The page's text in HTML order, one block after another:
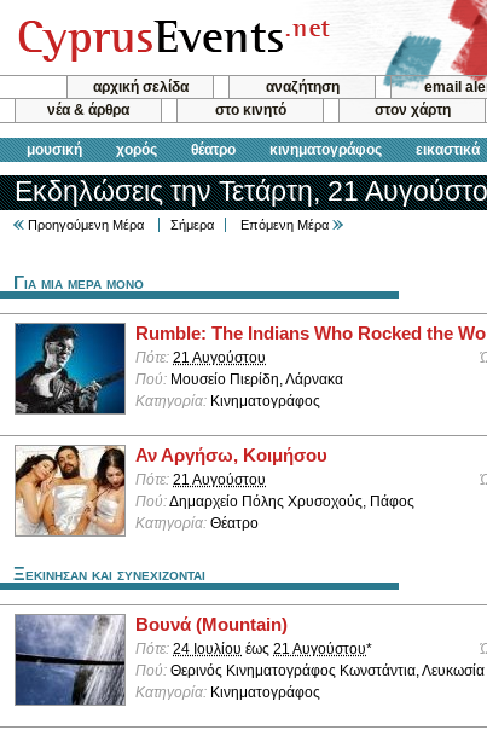
αρχική σελίδα αναζήτηση email
νέα & άρθρα
στο κινητό στον χάρτη
μουσική χορός θέατρο κινηματογράφος εικαστικά
Εκδηλώσεις την Τετάρτη, 21
Προηγούμενη Μέρα Σήμερα Επόμενη Μέρα
Για μια μερα μονο
Rumble: The Indians Who Rocked the
Πότε: 21 Αυγούστου
Πού: Μουσείο Πιερίδη, Λάρνακα
Κατηγορία: Κινηματογράφος
Αν Αργήσω, Κοιμήσου
Πότε: 21 Αυγούστου
Πού:Δημαρχείο Πόλης Χρυσοχούς, Πάφος
Κατηγορία: Θέατρο
Ξεκινησαν και συνεχιζονται
Βουνά (Mountain)
Πότε: 24 Ιουλίου έως 21 Αυγούστου*
Πού: Θερινός Κινηματογράφος Κωνστάντια, Λευκωσία
Κατηγορία: Κινηματογράφος